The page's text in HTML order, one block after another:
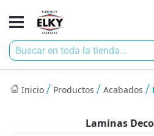
al
contenido
Toggle
Nav
Inicio Productos Acabados
Laminas